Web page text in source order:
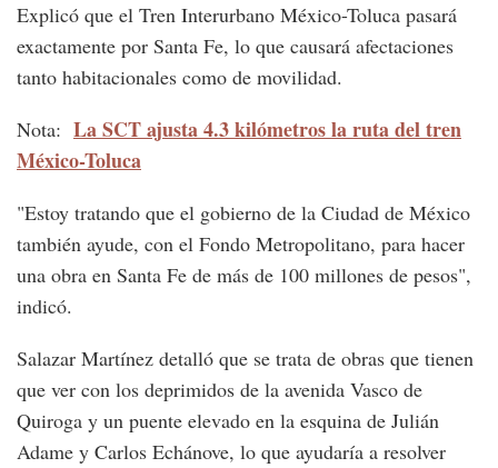
Explicó que el Tren Interurbano México-Toluca pasará
exactamente por Santa Fe, lo que causará afectaciones
tanto habitacionales como de movilidad.
Nota: La SCT ajusta 4.3 kilómetros la ruta del tren
México-Toluca
"Estoy tratando que el gobierno de la Ciudad de México
también ayude, con el Fondo Metropolitano, para hacer
una obra en Santa Fe de más de 100 millones de pesos",
indicó.
Salazar Martínez detalló que se trata de obras que tienen
que ver con los deprimidos de la avenida Vasco de
Quiroga y un puente elevado en la esquina de Julián
Adame y Carlos Echánove, lo que ayudaría a resolver